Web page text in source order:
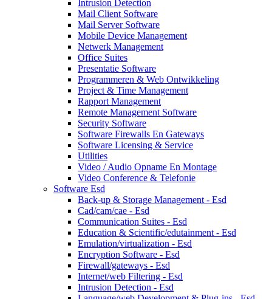
Intrusion Detection
Mail Client Software
Mail Server Software
Mobile Device Management
Netwerk Management
Office Suites
Presentatie Software
Programmeren & Web Ontwikkeling
Project & Time Management
Rapport Management
Remote Management Software
Security Software
Software Firewalls En Gateways
Software Licensing & Service
Utilities
Video / Audio Opname En Montage
Video Conference & Telefonie
Software Esd
Back-up & Storage Management - Esd
Cad/cam/cae - Esd
Communication Suites - Esd
Education & Scientific/edutainment - Esd
Emulation/virtualization - Esd
Encryption Software - Esd
Firewall/gateways - Esd
Internet/web Filtering - Esd
Intrusion Detection - Esd